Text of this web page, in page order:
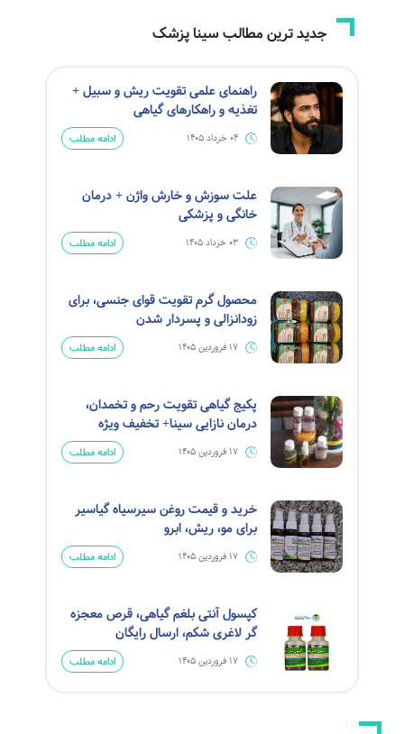
جدید ترین مطالب سینا پزشک
راهنمای علمی تقویت ریش و سبیل +
تغذیه و راهکارهای گیاهی
04 خرداد 1405 ادامه مطلب
علت سوزش و خارش واژن + درمان
خانگی و پزشکی
03 خرداد 1405 ادامه مطلب
محصول گرم تقویت قوای جنسی، برای
زودانزالی و پسردار شدن
17 فروردین 1405 ادامه مطلب
پکیج گیاهی تقویت رحم و تخمدان،
درمان نازایی سینا+ تخفیف ویژه
17 فروردین 1405 ادامه مطلب
خرید و قیمت روغن سیرسیاه گیاسیر
برای مو، ریش، ابرو
17 فروردین 1405 ادامه مطلب
کپسول آنتی بلغم گیاهی، قرص معجزه
گر لاغری شکم، ارسال رایگان
17 فروردین 1405 ادامه مطلب